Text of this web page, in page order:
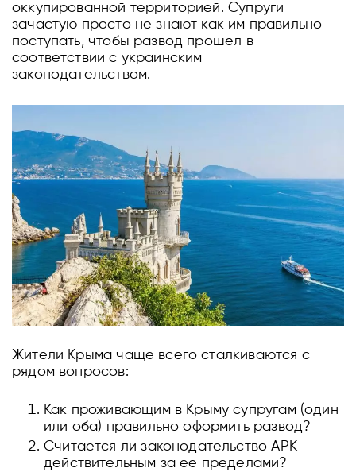
оккупированной территорией. Супруги
зачастую просто не знают как им правильно
поступать, чтобы развод прошел в
соответствии с украинским
законодательством.
Жители Крыма чаще всего сталкиваются с
рядом вопросов:
Как проживающим в Крыму супругам (один
или оба) правильно оформить развод?
Считается ли законодательство АРК
действительным за ее пределами?